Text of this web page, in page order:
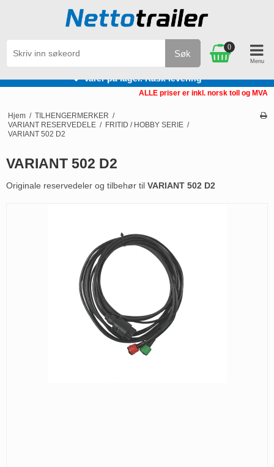
Varer på lager. Rask levering
Søk
0
ALLE priser er inkl. norsk toll og MVA
Hjem / TILHENGERMERKER /
VARIANT RESERVEDELE / FRITID / HOBBY SERIE /
VARIANT 502 D2
VARIANT 502 D2
Originale reservedeler og tilbehør til VARIANT 502 D2